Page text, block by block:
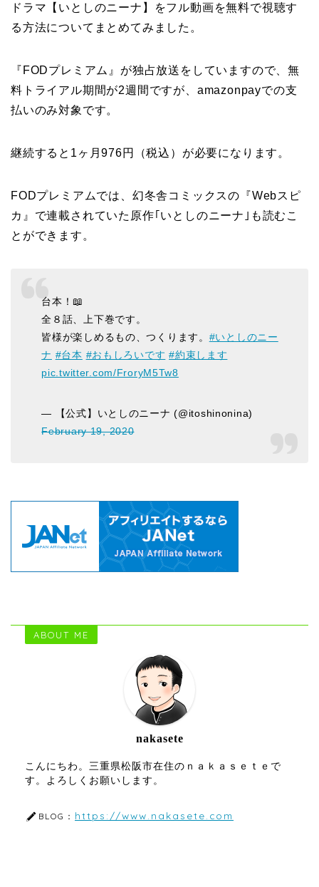
ドラマ【いとしのニーナ】をフル動画を無料で視聴す
る方法についてまとめてみました。
『FODプレミアム』が独占放送をしていますので、無
料トライアル期間が2週間ですが、 amazonpayでの支
払いのみ対象です。
継続すると1ヶ月976円（税込）が必要になります。
FODプレミアムでは、幻冬舎コミックスの『Webスピ
カ』で連載されていた原作｢いとしのニーナ｣も読むこ
とができます。
台本！📖
全８話、上下巻です。
皆様が楽しめるもの、つくります。 #いとしのニー
ナ #台本 #おもしろいです #約束します
pic.twitter.com/FroryM5Tw8
— 【公式】いとしのニーナ (@itoshinonina)
February 19, 2020
ABOUT ME
nakasete
こんにちわ。三重県松阪市在住のｎａｋａｓｅｔｅで
す。よろしくお願いします。
BLOG： https://www.nakasete.com